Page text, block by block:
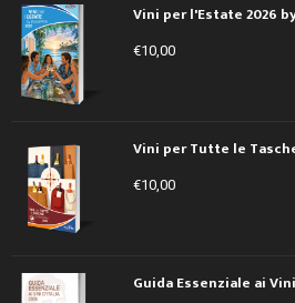
Vini per l'Estate 2026
€10,00
Vini per Tutte le
€10,00
Guida Essenziale ai